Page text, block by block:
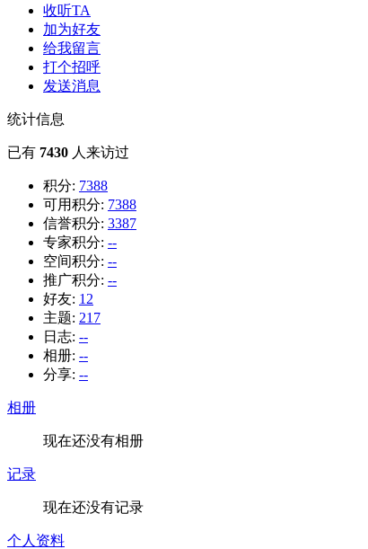
收听TA
加为好友
给我留言
打个招呼
发送消息
统计信息
已有 7430 人来访过
积分: 7388
可用积分: 7388
信誉积分: 3387
专家积分: --
空间积分: --
推广积分: --
好友: 12
主题: 217
日志: --
相册: --
分享: --
相册
现在还没有相册
记录
现在还没有记录
个人资料